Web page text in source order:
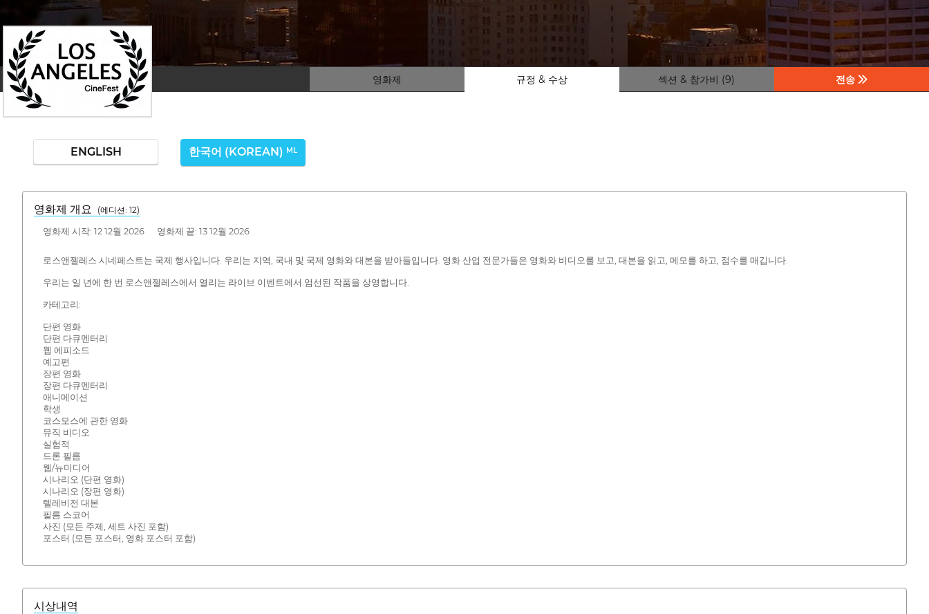
영화제 규정 & 수상 섹션 & 참가비 (9) 전송
ENGLISH 한국어 (KOREAN) ML
영화제 개요 (에디션: 12)
영화제 시작: 12 12월 2026 영화제 끝: 13 12월 2026
로스앤젤레스 시네페스트는 국제 행사입니다. 우리는 지역, 국내 및 국제 영화와 대본을 받아들입니다. 영화 산업 전문가들은 영화와 비디오를 보고, 대본을 읽고, 메모를 하고, 점수를 매깁니다.
우리는 일 년에 한 번 로스앤젤레스에서 열리는 라이브 이벤트에서 엄선된 작품을 상영합니다.
카테고리:
단편 영화
단편 다큐멘터리
웹 에피소드
예고편
장편 영화
장편 다큐멘터리
애니메이션
학생
코스모스에 관한 영화
뮤직 비디오
실험적
드론 필름
웹/뉴미디어
시나리오 (단편 영화)
시나리오 (장편 영화)
텔레비전 대본
필름 스코어
사진 (모든 주제, 세트 사진 포함)
포스터 (모든 포스터, 영화 포스터 포함)
시상내역